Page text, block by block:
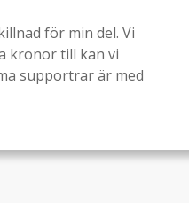
för min del. Vi
kronor till kan vi
supportrar är med